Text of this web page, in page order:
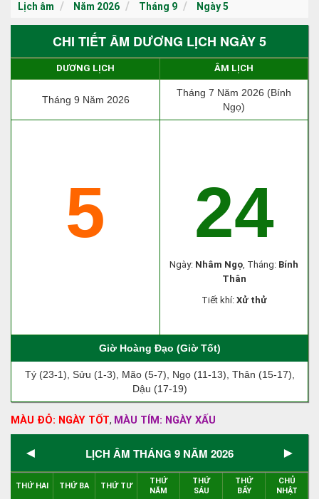
Lịch âm Năm 2026 Tháng 9 Ngày 5
CHI TIẾT ÂM DƯƠNG LỊCH NGÀY 5
DƯƠNG LỊCH ÂM LỊCH
Tháng 9 Năm 2026
Tháng 7 Năm 2026 (Bính
Ngọ)
5 24
Ngày: Nhâm Ngọ, Tháng: Bính
Thân
Tiết khí: Xử thử
Giờ Hoàng Đạo (Giờ Tốt)
Tý (23-1), Sửu (1-3), Mão (5-7), Ngọ (11-13), Thân (15-17),
Dậu (17-19)
MÀU ĐỎ: NGÀY TỐT, MÀU TÍM: NGÀY XẤU
◄ LỊCH ÂM THÁNG 9 NĂM 2026 ►
THỨ HAI THỨ BA THỨ TƯ
THỨ
NĂM
THỨ
SÁU
THỨ
BẨY
CHỦ
NHẬT